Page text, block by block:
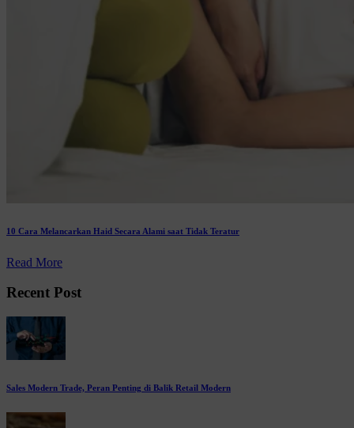
10 Cara Melancarkan Haid Secara Alami saat Tidak Teratur
Read More
Recent Post
Sales Modern Trade, Peran Penting di Balik Retail Modern